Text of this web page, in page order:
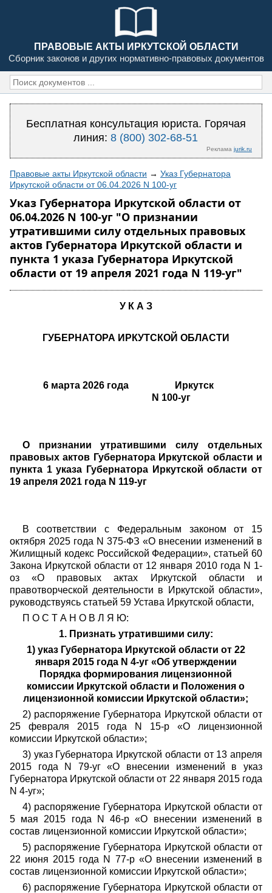
ПРАВОВЫЕ АКТЫ ИРКУТСКОЙ ОБЛАСТИ
Сборник законов и других нормативно-правовых документов
Бесплатная консультация юриста. Горячая
линия:8 (800) 302-68-51
Реклама jurik.ru
Правовые акты Иркутской области → Указ Губернатора
Иркутской области от 06.04.2026 N 100-уг
Указ Губернатора Иркутской области от
06.04.2026 N 100-уг "О признании
утратившими силу отдельных правовых
актов Губернатора Иркутской области и
пункта 1 указа Губернатора Иркутской
области от 19 апреля 2021 года N 119-уг"
У К А З
ГУБЕРНАТОРА ИРКУТСКОЙ ОБЛАСТИ
6 марта 2026 года Иркутск
N 100-уг
О признании утратившими силу отдельных
правовых актов Губернатора Иркутской области и
пункта 1 указа Губернатора Иркутской области от
19 апреля 2021 года N 119-уг
В соответствии с Федеральным законом от 15
октября 2025 года N 375-ФЗ «О внесении изменений в
Жилищный кодекс Российской Федерации», статьей 60
Закона Иркутской области от 12 января 2010 года N 1-
оз «О правовых актах Иркутской области и
правотворческой деятельности в Иркутской области»,
руководствуясь статьей 59 Устава Иркутской области,
П О С Т А Н О В Л Я Ю:
1. Признать утратившими силу:
1) указ Губернатора Иркутской области от 22
января 2015 года N 4-уг «Об утверждении
Порядка формирования лицензионной
комиссии Иркутской области и Положения о
лицензионной комиссии Иркутской области»;
2) распоряжение Губернатора Иркутской области от
25 февраля 2015 года N 15-р «О лицензионной
комиссии Иркутской области»;
3) указ Губернатора Иркутской области от 13 апреля
2015 года N 79-уг «О внесении изменений в указ
Губернатора Иркутской области от 22 января 2015 года
N 4-уг»;
4) распоряжение Губернатора Иркутской области от
5 мая 2015 года N 46-р «О внесении изменений в
состав лицензионной комиссии Иркутской области»;
5) распоряжение Губернатора Иркутской области от
22 июня 2015 года N 77-р «О внесении изменений в
состав лицензионной комиссии Иркутской области»;
6) распоряжение Губернатора Иркутской области от